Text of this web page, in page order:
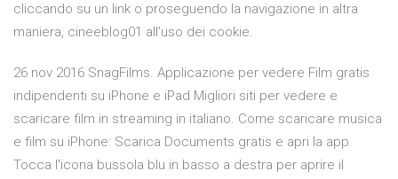
cliccando su un link o proseguendo la navigazione in altra
maniera, cineeblog01 all’uso dei cookie.
26 nov 2016 SnagFilms. Applicazione per vedere Film gratis
indipendenti su iPhone e iPad Migliori siti per vedere e
scaricare film in streaming in italiano. Come scaricare musica
e film su iPhone: Scarica Documents gratis e apri la app.
Tocca l'icona bussola blu in basso a destra per aprire il